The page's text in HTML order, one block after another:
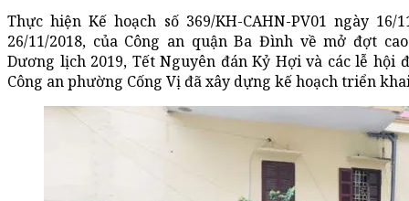
Thực hiện Kế hoạch số 369/KH-CAHN-PV01 ngày 16/
26/11/2018, của Công an quận Ba Đình về mở đợt
Dương lịch 2019, Tết Nguyên đán Kỷ Hợi và các lễ hội
Công an phường Cống Vị đã xây dựng kế hoạch triển